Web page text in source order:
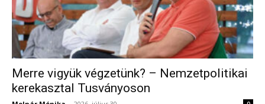
Merre vigyük végzetünk? – Nemzetpolitikai
kerekasztal Tusványoson